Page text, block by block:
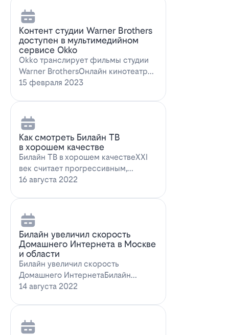
Контент студии Warner Brothers
доступен в мультимедийном
сервисе Okko
Okko транслирует фильмы студии
Warner BrothersОнлайн кинотеатр
Okko пополнил коллекцию лучшими
15 февраля 2023
Как смотреть Билайн ТВ
в хорошем качестве
Билайн ТВ в хорошем качествеXXI
век считает прогрессивным,
большинство технологий доступны
16 августа 2022
Билайн увеличил скорость
Домашнего Интернета в Москве
и области
Билайн увеличил скорость
Домашнего ИнтернетаБилайн
увеличил скорость Домашнего
14 августа 2022